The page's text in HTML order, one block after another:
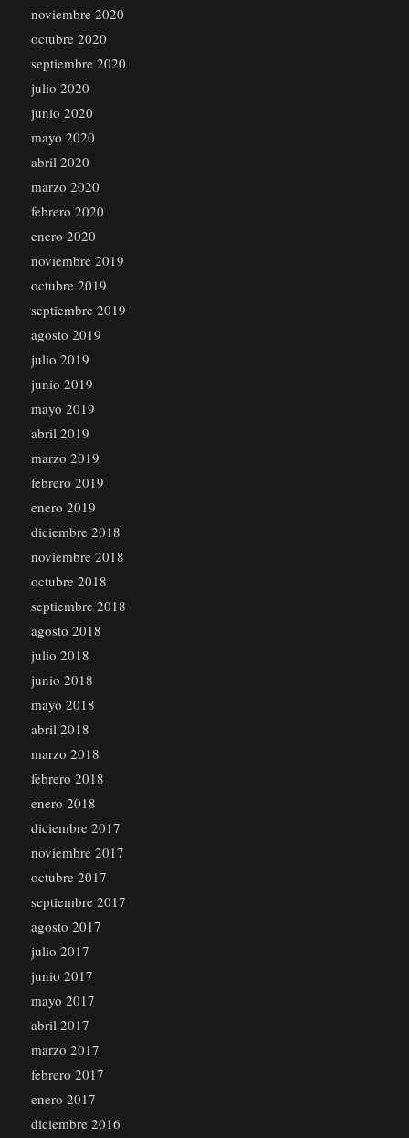
noviembre 2020
octubre 2020
septiembre 2020
julio 2020
junio 2020
mayo 2020
abril 2020
marzo 2020
febrero 2020
enero 2020
noviembre 2019
octubre 2019
septiembre 2019
agosto 2019
julio 2019
junio 2019
mayo 2019
abril 2019
marzo 2019
febrero 2019
enero 2019
diciembre 2018
noviembre 2018
octubre 2018
septiembre 2018
agosto 2018
julio 2018
junio 2018
mayo 2018
abril 2018
marzo 2018
febrero 2018
enero 2018
diciembre 2017
noviembre 2017
octubre 2017
septiembre 2017
agosto 2017
julio 2017
junio 2017
mayo 2017
abril 2017
marzo 2017
febrero 2017
enero 2017
diciembre 2016